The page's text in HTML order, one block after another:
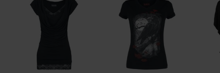
door Large
Gewicht/ Gramsgewicht - T-shirts
Basic T-Shirt (ca. 160 g/m²) -
Regularweight
www.emp.de